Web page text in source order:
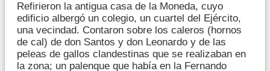
Refirieron la antigua casa de la Moneda, cuyo
edificio albergó un colegio, un cuartel del Ejército,
una vecindad. Contaron sobre los caleros (hornos
de cal) de don Santos y don Leonardo y de las
peleas de gallos clandestinas que se realizaban en
la zona; un palenque que había en la Fernando